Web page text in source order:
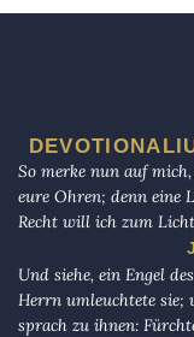
So merke nun auf
eure Ohren; denn eine
Recht will ich zum
Und siehe, ein Engel
Herrn umleuchtete sie;
sprach zu ihnen: